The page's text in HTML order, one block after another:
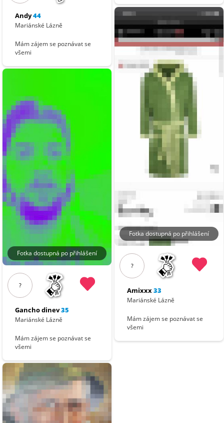
Andy44
Mariánské Lázně
Mám zájem se poznávat se
všemi
Fotka dostupná po přihlášení
?
Gancho dinev35
Mariánské Lázně
Mám zájem se poznávat se
všemi
Fotka dostupná po přihlášení
?
Amixxx33
Mariánské Lázně
Mám zájem se poznávat se
všemi